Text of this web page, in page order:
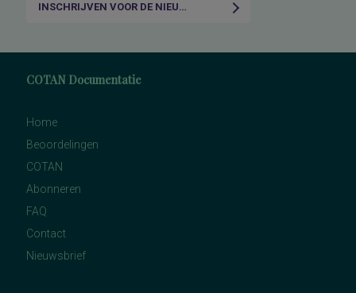
INSCHRIJVEN VOOR DE NIEUWSBRIEF
COTAN Documentatie
Home
Beoordelingen
COTAN
Abonneren
FAQ
Contact
Nieuwsbrief